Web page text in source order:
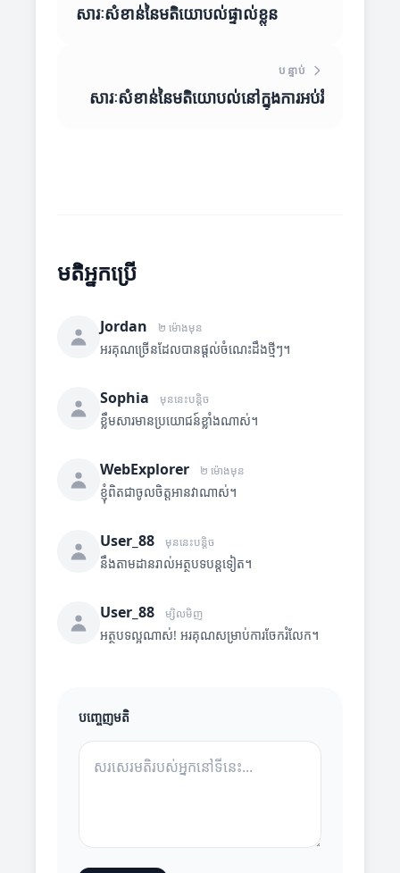
សារៈសំខាន់នៃមតិយោបល់ផ្ទាល់ខ្លួន
បន្ទាប់
សារៈសំខាន់នៃមតិយោបល់នៅក្នុងការអប់រំ
មតិអ្នកប្រើ
Jordan ២ ម៉ោងមុន
អរគុណច្រើនដែលបានផ្តល់ចំណេះដឹងថ្មីៗ។
Sophia មុននេះបន្តិច
ខ្លឹមសារមានប្រយោជន៍ខ្លាំងណាស់។
WebExplorer ២ ម៉ោងមុន
ខ្ញុំពិតជាចូលចិត្តអានវាណាស់។
User_88 មុននេះបន្តិច
នឹងតាមដានរាល់អត្ថបទបន្តទៀត។
User_88 ម្សិលមិញ
អត្ថបទល្អណាស់! អរគុណសម្រាប់ការចែករំលែក។
បញ្ចេញមតិ